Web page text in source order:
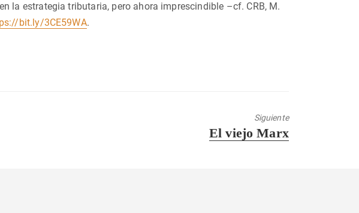
la estrategia tributaria, pero ahora imprescindible –cf. CRB, M.
bit.ly/3CE59WA.
Siguiente
Entrada
El viejo Marx